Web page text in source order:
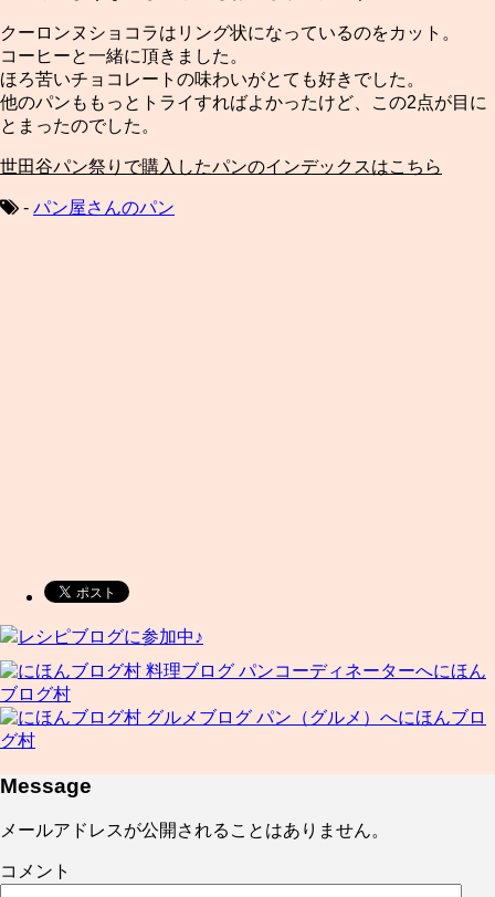
クーロンヌショコラはリング状になっているのをカット。
コーヒーと一緒に頂きました。
ほろ苦いチョコレートの味わいがとても好きでした。
他のパンももっとトライすればよかったけど、この2点が目に
とまったのでした。
世田谷パン祭りで購入したパンのインデックスはこちら
- パン屋さんのパン
レシピブログに参加中♪
にほん
ブログ村
にほんブロ
グ村
Message
メールアドレスが公開されることはありません。
コメント